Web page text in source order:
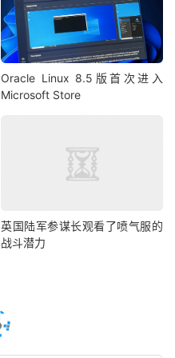
Oracle Linux 8.5版首次进入
Microsoft Store
英国陆军参谋长观看了喷气服的
战斗潜力